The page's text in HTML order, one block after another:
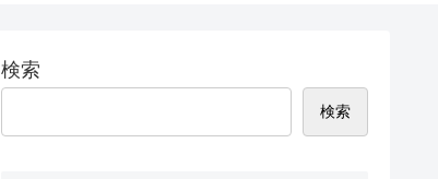
検索
検索